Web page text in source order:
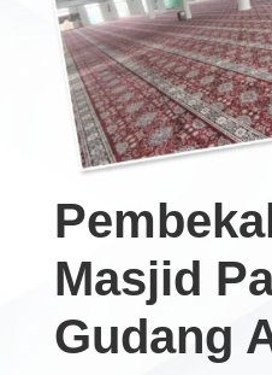
Masjid
Gudang